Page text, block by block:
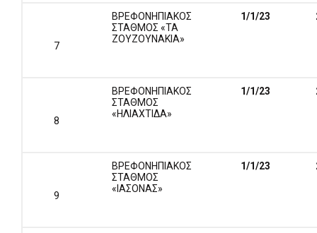
7
ΒΡΕΦΟΝΗΠΙΑΚΟΣ
ΣΤΑΘΜΟΣ «ΤΑ
ΖΟΥΖΟΥΝΑΚΙΑ»
1/1/23
8
ΒΡΕΦΟΝΗΠΙΑΚΟΣ
ΣΤΑΘΜΟΣ
«ΗΛΙΑΧΤΙΔΑ»
1/1/23
9
ΒΡΕΦΟΝΗΠΙΑΚΟΣ
ΣΤΑΘΜΟΣ
«ΙΑΣΟΝΑΣ»
1/1/23